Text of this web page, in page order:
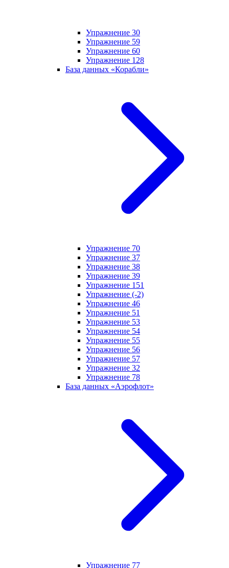
Упражнение 30
Упражнение 59
Упражнение 60
Упражнение 128
База данных «Корабли»
Упражнение 70
Упражнение 37
Упражнение 38
Упражнение 39
Упражнение 151
Упражнение (-2)
Упражнение 46
Упражнение 51
Упражнение 53
Упражнение 54
Упражнение 55
Упражнение 56
Упражнение 57
Упражнение 32
Упражнение 78
База данных «Аэрофлот»
Упражнение 77